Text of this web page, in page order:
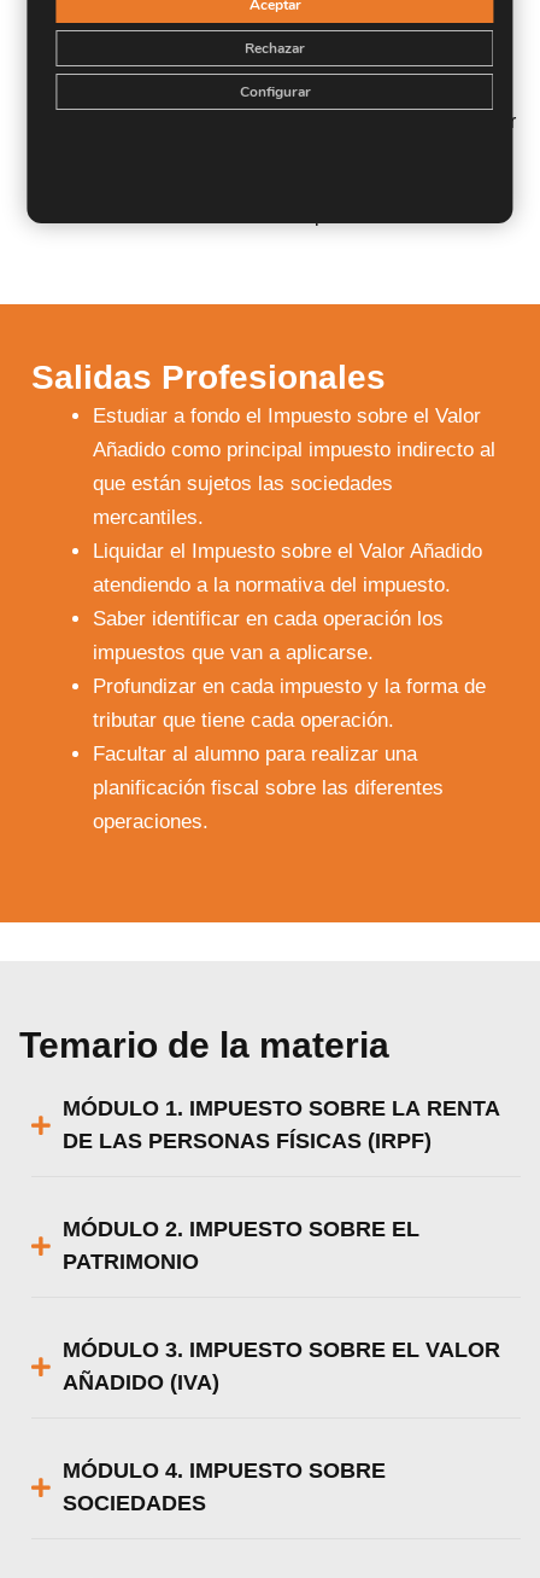
atendiendo a la normativa del impuesto.
Saber identificar en cada operación los impuestos
que van a aplicarse.
Profundizar en cada impuesto y la forma de tributar
Salidas Profesionales
Estudiar a fondo el Impuesto sobre el Valor
Añadido como principal impuesto indirecto al
que están sujetos las sociedades
mercantiles.
Liquidar el Impuesto sobre el Valor Añadido
atendiendo a la normativa del impuesto.
Saber identificar en cada operación los
impuestos que van a aplicarse.
Profundizar en cada impuesto y la forma de
tributar que tiene cada operación.
Facultar al alumno para realizar una
planificación fiscal sobre las diferentes
operaciones.
Temario de la materia
MÓDULO 1. IMPUESTO SOBRE LA RENTA
DE LAS PERSONAS FÍSICAS (IRPF)
MÓDULO 2. IMPUESTO SOBRE EL
PATRIMONIO
MÓDULO 3. IMPUESTO SOBRE EL VALOR
AÑADIDO (IVA)
MÓDULO 4. IMPUESTO SOBRE
SOCIEDADES
Aceptar
Rechazar
Configurar